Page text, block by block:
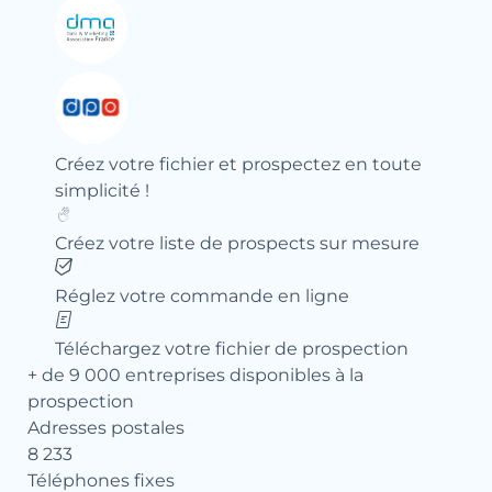
Créez votre fichier et prospectez en toute
simplicité !
Créez votre liste de prospects sur mesure
Réglez votre commande en ligne
Téléchargez votre fichier de prospection
+ de 9 000 entreprises disponibles à la
prospection
Adresses postales
8 233
Téléphones fixes